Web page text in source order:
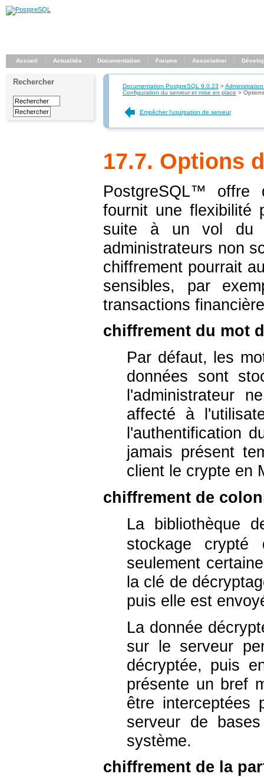
Accueil Actualités Documentation Forums Association
Rechercher Documentation PostgreSQL 9.0.23 >
Configuration du serveur et mise en place >
Empêcher l'usurpation de serveur
17.7. Options
PostgreSQL™ offre
fournit une flexibilité
suite à un vol du
administrateurs non
chiffrement pourrait
sensibles, par
transactions
chiffrement du mot
Par défaut, les
données sont
l'administrateur
affecté à
l'authentification
jamais présent
client le crypte en
chiffrement de
La bibliothèque
stockage
seulement
la clé de
puis elle est
La donnée
sur le serveur
décryptée, puis
présente un bref
être interceptées
serveur de
système.
chiffrement de la